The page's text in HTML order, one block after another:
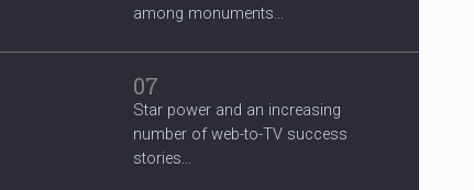
among monuments...
07
Star power and an increasing
number of web-to-TV success
stories...